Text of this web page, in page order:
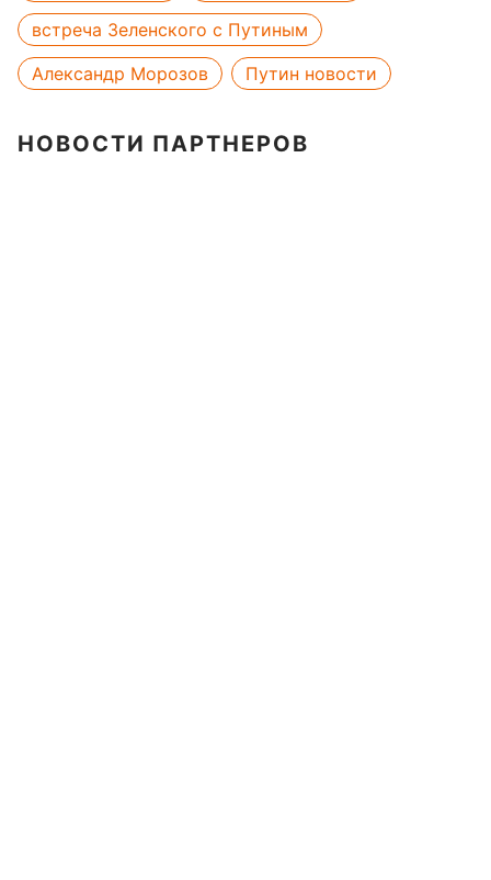
встреча Зеленского с Путиным
Александр Морозов
Путин новости
НОВОСТИ ПАРТНЕРОВ